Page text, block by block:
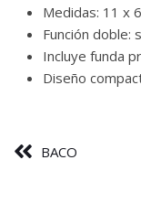
Medidas: 11 x
Función doble:
Incluye funda
Diseño
BACO